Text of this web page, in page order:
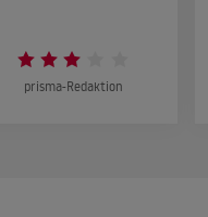
prisma-Redaktion